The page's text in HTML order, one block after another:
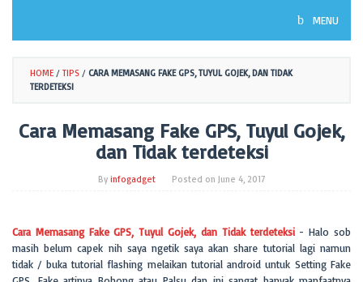
MENU
HOME / TIPS / CARA MEMASANG FAKE GPS, TUYUL GOJEK, DAN TIDAK
TERDETEKSI
Cara Memasang Fake GPS, Tuyul Gojek,
dan Tidak terdeteksi
By infogadget Posted on June 4, 2017
Cara Memasang Fake GPS, Tuyul Gojek, dan Tidak terdeteksi- Halo sob
masih belum capek nih saya ngetik saya akan share tutorial lagi namun
tidak / buka tutorial flashing melaikan tutorial android untuk Setting Fake